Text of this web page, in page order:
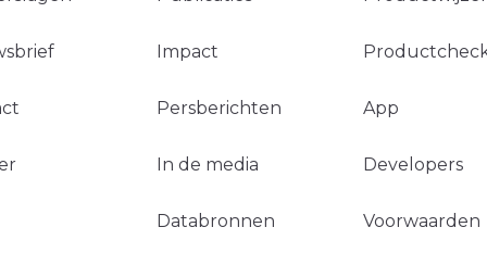
Impact
Persberichten
In de media
Databronnen
App
Developers
Voorwaarden